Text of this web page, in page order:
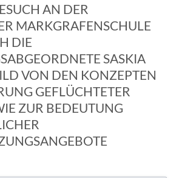
AN DER
MARKGRAFENSCHULE
DIE
SASKIA
VON DEN KONZEPTEN
GEFLÜCHTETER
ZUR BEDEUTUNG